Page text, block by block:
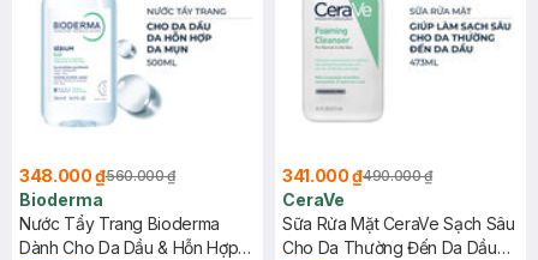
348.000 ₫560.000 ₫
Bioderma
Nước Tẩy Trang Bioderma
Dành Cho Da Dầu & Hỗn Hợp
341.000 ₫490.000 ₫
CeraVe
Sữa Rửa Mặt CeraVe Sạch Sâu
Cho Da Thường Đến Da Dầu